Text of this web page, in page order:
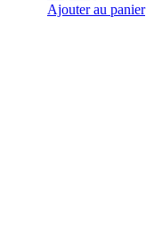
Ajouter au panier